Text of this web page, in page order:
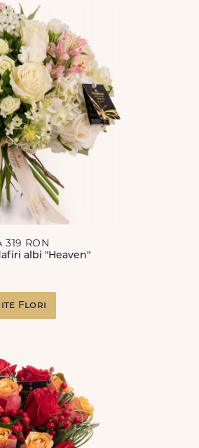
319 RON
albi "Heaven"
Flori